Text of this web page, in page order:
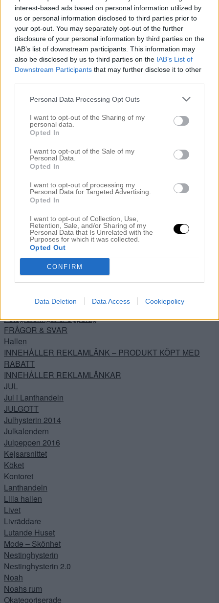
interest-based ads based on personal information utilized by
us or personal information disclosed to third parties prior to
your opt-out. You may separately opt-out of the further
disclosure of your personal information by third parties on the
IAB’s list of downstream participants. This information may
also be disclosed by us to third parties on the IAB’s List of
Downstream Participants that may further disclose it to other
Personal Data Processing Opt Outs
I want to opt-out of the Sharing of my
personal data.
Opted In
I want to opt-out of the Sale of my
Personal Data.
Opted In
I want to opt-out of processing my
Personal Data for Targeted Advertising.
Opted In
I want to opt-out of Collection, Use,
Retention, Sale, and/or Sharing of my
Personal Data that Is Unrelated with the
Purposes for which it was collected.
Opted Out
CONFIRM
Data Deletion Data Access Cookiepolicy
Sök
efter:
Kategorier
Äktenskapet & Bröllopet
Annons
ANNONS INREDA.COM
Badrummet
Badrummet
Big in Turkey
Bloggeventet 2012
Buses Nya Rum
Buses rum
Buses rum
Dagens Buse
Dagens Noah
Drömmen
Ewa i Walla
Filmklipp
Flickorna
Förlossningen
Fotograferingar & Uppdrag
FRÅGOR & SVAR
Hallen
INNEHÅLLER REKLAMLÄNK – PRODUKT KÖPT MED
RABATT
INNEHÅLLER REKLAMLÄNKAR
JUL
Jul i Lanthandeln
JULGOTT
Julhysterin 2014
Julkalendern
Julpeppen 2016
Kejsarsnittet
Köket
Kontoret
Lanthandeln
Lilla hallen
Livet
Livräddare
Lutande Huset
Mode – Skönhet
Nestinghysterin
Nestinghysterin 2.0
Noah
Noahs rum
Okategoriserade